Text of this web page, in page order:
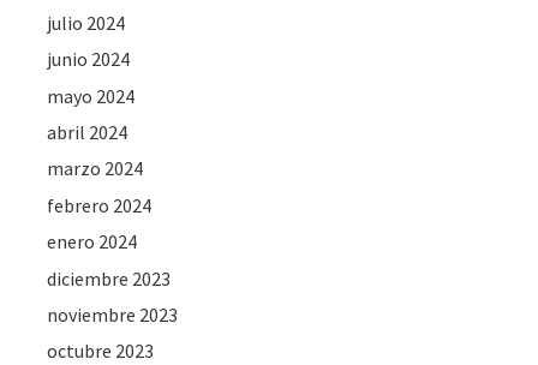
julio 2024
junio 2024
mayo 2024
abril 2024
marzo 2024
febrero 2024
enero 2024
diciembre 2023
noviembre 2023
octubre 2023